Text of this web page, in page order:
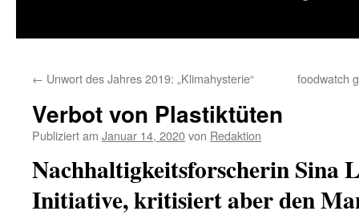
← Unwort des Jahres 2019: „Klimahysterie“ foodwatch
Verbot von Plastiktüten
Publiziert am Januar 14, 2020von Redaktion
Nachhaltigkeitsforscherin Sina
Initiative, kritisiert aber den